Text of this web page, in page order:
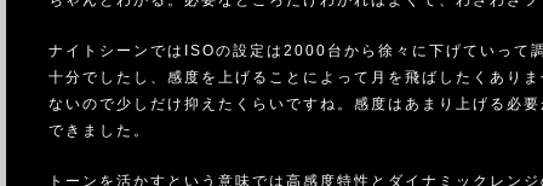
ナイトシーンではISOの設定は2000台から徐々に下げていって
十分でしたし、感度を上げることによって月を飛ばしたくあり
ないので少しだけ抑えたくらいですね。感度はあまり上げる必
できました。
トーンを活かすという意味では高感度特性とダイナミックレン